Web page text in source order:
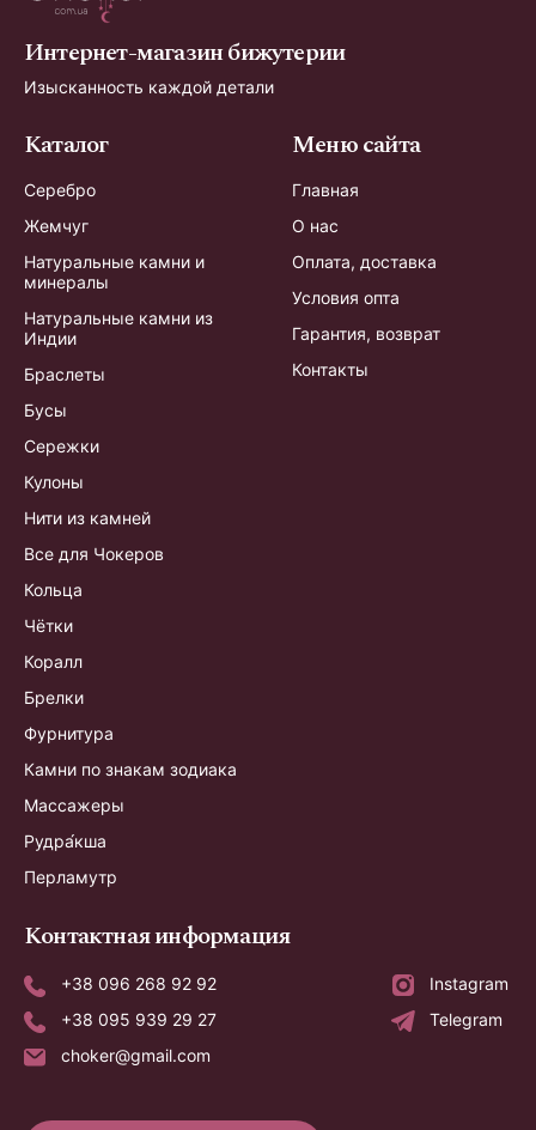
Интернет-магазин бижутерии
Изысканность каждой детали
Каталог
Серебро
Жемчуг
Натуральные камни и
минералы
Натуральные камни из
Индии
Браслеты
Бусы
Сережки
Кулоны
Нити из камней
Все для Чокеров
Кольца
Чётки
Коралл
Брелки
Фурнитура
Камни по знакам зодиака
Массажеры
Рудра́кша
Перламутр
Меню сайта
Главная
О нас
Оплата, доставка
Условия опта
Гарантия, возврат
Контакты
Контактная информация
+38 096 268 92 92
Instagram
+38 095 939 29 27
Telegram
choker@gmail.com